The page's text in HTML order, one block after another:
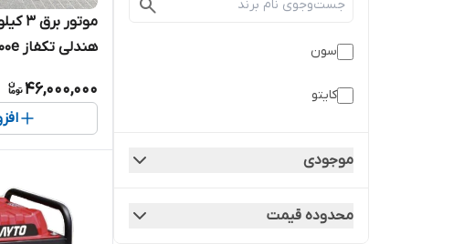
سون
کایتو
موجودی
محدوده قیمت
46,000,000